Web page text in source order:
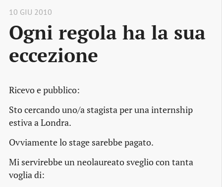
10 GIU 2010
Ogni regola ha la sua
eccezione
Ricevo e pubblico:
Sto cercando uno/a stagista per unainternship
estiva a Londra.
Ovviamente lo stage sarebbe pagato.
Mi servirebbe un neolaureato sveglio con tanta
voglia di: